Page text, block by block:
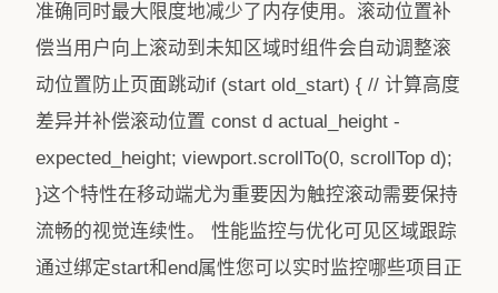
准确同时最大限度地减少了内存使用。滚动位置补
偿当用户向上滚动到未知区域时组件会自动调整滚
动位置防止页面跳动if (start old_start) { // 计算高度
差异并补偿滚动位置 const d actual_height -
expected_height; viewport.scrollTo(0, scrollTop d);
}这个特性在移动端尤为重要因为触控滚动需要保持
流畅的视觉连续性。 性能监控与优化可见区域跟踪
通过绑定start和end属性您可以实时监控哪些项目正